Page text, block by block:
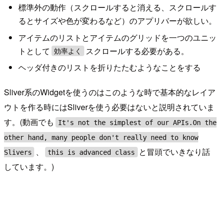
標準外の動作（スクロールすると消える、スクロールす
るとサイズや色が変わるなど）のアプリバーが欲しい。
アイテムのリストとアイテムのグリッドを一つのユニッ
トとして
効率よく
スクロールする必要がある。
ヘッダ付きのリストを折りたたむようなことをする
Sliver系のWidgetを使うのはこのような時で基本的なレイア
ウトを作る時にはSliverを使う必要はないと説明されていま
す。(動画でも
It's not the simplest of our APIs.On the
other hand, many people don't really need to know
Slivers
、 this is advanced class
と冒頭でいきなり話
しています。)